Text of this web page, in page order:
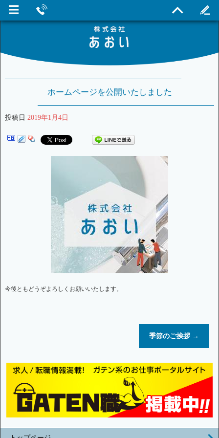
ホームページを公開いたしました
投稿日 2019年1月4日
今後ともどうぞよろしくお願いいたします。
季節のご挨拶 →